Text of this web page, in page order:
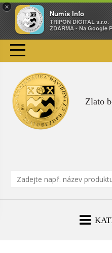
×
Numis Info
TRIPON DIGITAL s.r.o.
ZDARMA - Na Google
Zlato